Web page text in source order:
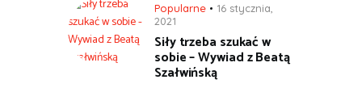
Popularne
16 stycznia,
2021
Siły trzeba szukać w
sobie – Wywiad z Beatą
Szałwińską